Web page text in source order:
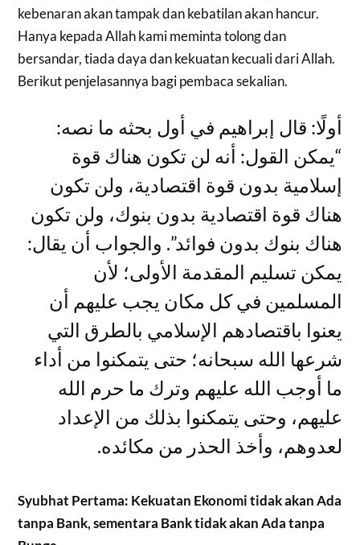
kebenaran akan tampak dan kebatilan akan hancur.
Hanya kepada Allah kami meminta tolong dan
bersandar, tiada daya dan kekuatan kecuali dari Allah.
Berikut penjelasannya bagi pembaca sekalian.
أولًا: قال إبراهيم في أول بحثه ما نصه:
“يمكن القول: أنه لن تكون هناك قوة
إسلامية بدون قوة اقتصادية، ولن تكون
هناك قوة اقتصادية بدون بنوك، ولن تكون
هناك بنوك بدون فوائد”. والجواب أن يقال:
يمكن تسليم المقدمة الأولى؛ لأن
المسلمين في كل مكان يجب عليهم أن
يعنوا باقتصادهم الإسلامي بالطرق التي
شرعها الله سبحانه؛ حتى يتمكنوا من أداء
ما أوجب الله عليهم وترك ما حرم الله
عليهم، وحتى يتمكنوا بذلك من الإعداد
لعدوهم، وأخذ الحذر من مكائده.
Syubhat Pertama: Kekuatan Ekonomi tidak akan Ada
tanpa Bank, sementara Bank tidak akan Ada tanpa